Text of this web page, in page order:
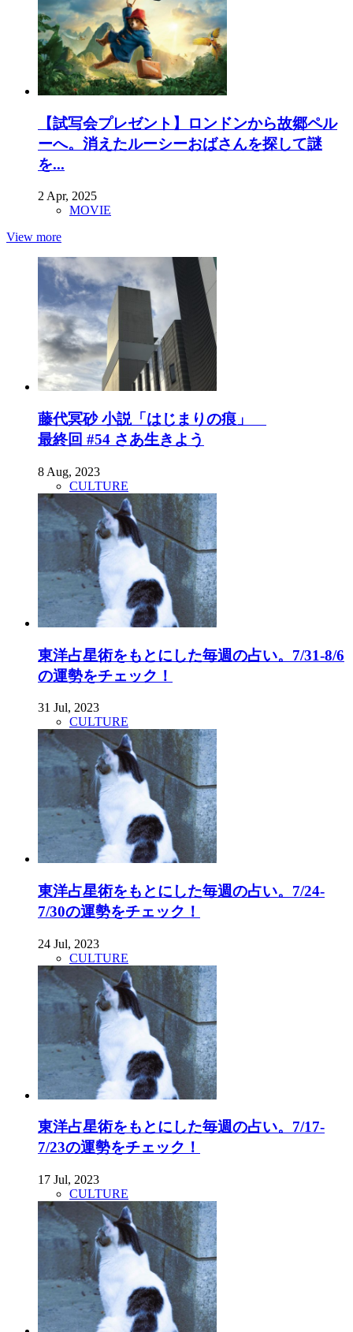
【試写会プレゼント】ロンドンから故郷ペル
ーへ。消えたルーシーおばさんを探して謎
を...
2 Apr, 2025
MOVIE
View more
藤代冥砂 小説「はじまりの痕」
最終回 #54 さあ生きよう
8 Aug, 2023
CULTURE
東洋占星術をもとにした毎週の占い。7/31-8/6
の運勢をチェック！
31 Jul, 2023
CULTURE
東洋占星術をもとにした毎週の占い。7/24-
7/30の運勢をチェック！
24 Jul, 2023
CULTURE
東洋占星術をもとにした毎週の占い。7/17-
7/23の運勢をチェック！
17 Jul, 2023
CULTURE